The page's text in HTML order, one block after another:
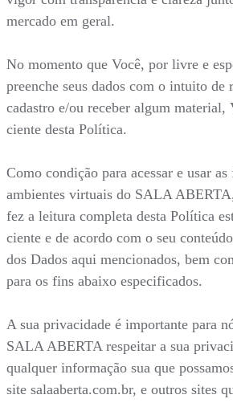
mercado em geral.
No momento que Você, por livre e
preenche seus dados com o intuito de
cadastro e/ou receber algum material,
ciente desta Política.
Como condição para acessar e usar
ambientes virtuais do SALA
fez a leitura completa desta Política
ciente e de acordo com o seu
dos Dados aqui mencionados, bem
para os fins abaixo especificados.
A sua privacidade é importante para
SALA ABERTA respeitar a sua
qualquer informação sua que
site salaaberta.com.br, e outros sites